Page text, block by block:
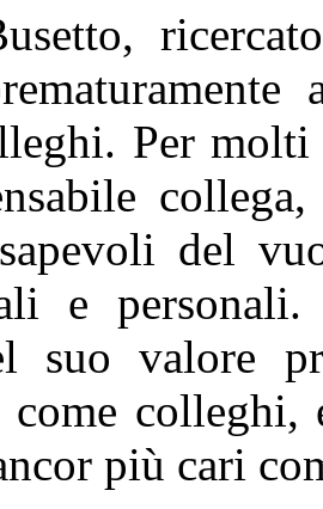
Per
del
e
suo valore
come
più cari